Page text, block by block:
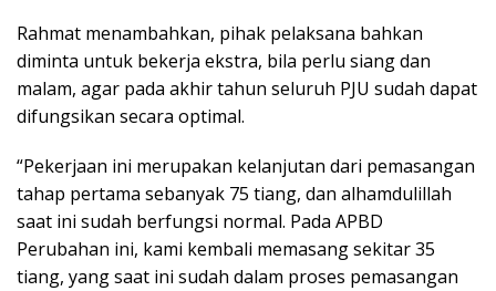
Rahmat menambahkan, pihak pelaksana bahkan
diminta untuk bekerja ekstra, bila perlu siang dan
malam, agar pada akhir tahun seluruh PJU sudah dapat
difungsikan secara optimal.
“Pekerjaan ini merupakan kelanjutan dari pemasangan
tahap pertama sebanyak 75 tiang, dan alhamdulillah
saat ini sudah berfungsi normal. Pada APBD
Perubahan ini, kami kembali memasang sekitar 35
tiang, yang saat ini sudah dalam proses pemasangan